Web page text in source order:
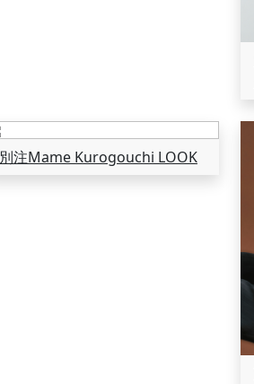
別注Mame Kurogouchi LOOK